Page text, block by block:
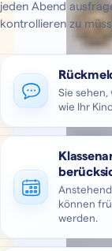
jeden Abend
kontrollieren zu
Sie
wie Ihr
können
werden.